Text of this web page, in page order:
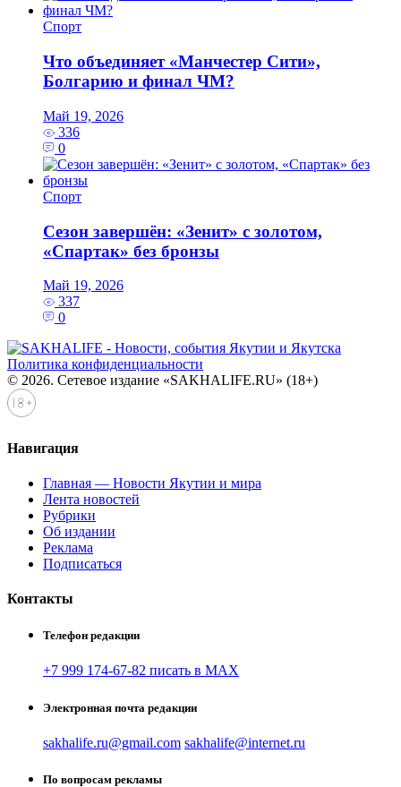
Спорт
Что объединяет «Манчестер Сити»,
Болгарию и финал ЧМ?
Май 19, 2026
336
0
Спорт
Сезон завершён: «Зенит» с золотом,
«Спартак» без бронзы
Май 19, 2026
337
0
Политика конфиденциальности
© 2026. Сетевое издание «SAKHALIFE.RU» (18+)
Навигация
Главная — Новости Якутии и мира
Лента новостей
Рубрики
Об издании
Реклама
Подписаться
Контакты
Телефон редакции
+7 999 174-67-82 писать в MAX
Электронная почта редакции
sakhalife.ru@gmail.com sakhalife@internet.ru
По вопросам рекламы